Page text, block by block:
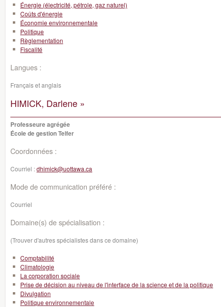
Énergie (électricité, pétrole, gaz naturel)
Coûts d'énergie
Économie environnementale
Politique
Règlementation
Fiscalité
Langues :
Français et anglais
HIMICK, Darlene »
Professeure agrégée
École de gestion Telfer
Coordonnées :
Courriel :dhimick@uottawa.ca
Mode de communication préféré :
Courriel
Domaine(s) de spécialisation :
(Trouver d'autres spécialistes dans ce domaine)
Comptabilité
Climatologie
La corporation sociale
Prise de décision au niveau de l'interface de la science et de la politique
Divulgation
Politique environnementale